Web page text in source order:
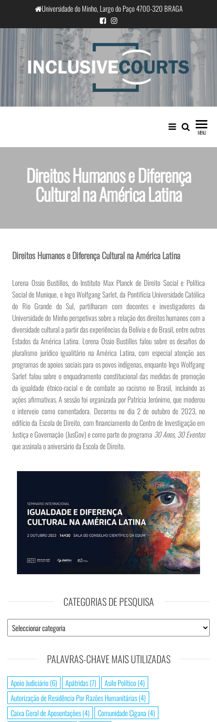
Universidade do Minho, Largo do Paço 4700-320 BRAGA
InclusiveCourts
Igualdade e diferença cultural na
prática judicial portuguesa
MENU
Direitos Humanos e Diferença
Cultural na América Latina
Direitos Humanos e Diferença Cultural na América Latina
Lorena Ossio Bustillos, do Instituto Max Planck de Direito Social e Política
Social de Munique, e Ingo Wolfgang Sarlet, da Pontifícia Universidade Católica
do Rio Grande do Sul, partilharam com docentes e investigadores da
Universidade do Minho perspetivas sobre a relação dos direitos humanos com a
diversidade cultural a partir das experiências da Bolívia e do Brasil, entre outros
Estados da América Latina. Lorena Ossio Bustillos falou sobre os desafios do
pluralismo jurídico igualitário na América Latina, com especial atenção aos
programas de apoios sociais para os povos indígenas, enquanto Ingo Wolfgang
Sarlet falou sobre o enquadramento constitucional das medidas de promoção
da igualdade étnico-racial e de combate ao racismo no Brasil, incluindo as
ações afirmativas. A sessão foi organizada por Patrícia Jerónimo, que moderou
e interveio como comentadora. Decorreu no dia 2 de outubro de 2023, no
edifício da Escola de Direito, com financiamento do Centro de Investigação em
Justiça e Governação (JusGov) e como parte do programa 30 Anos, 30 Eventos
que assinala o aniversário da Escola de Direito.
CATEGORIAS DE PESQUISA
PALAVRAS-CHAVE MAIS UTILIZADAS
Apoio Judiciário(6) Apátridas(7) Asilo Político(4)
Autorização de Residência Por Razões Humanitárias(4)
Caixa Geral de Aposentações(4) Comunidade Cigana (4)